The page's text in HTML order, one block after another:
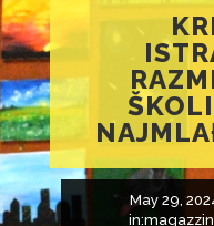
May 29,
in:magazzin